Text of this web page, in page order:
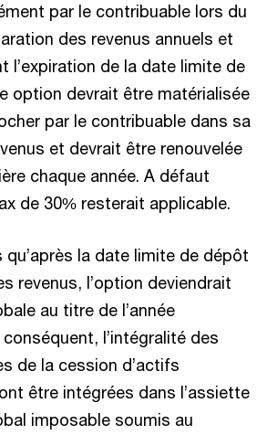
par le contribuable lors du
des revenus annuels et
l’expiration de la date limite de
option devrait être matérialisée
par le contribuable dans sa
et devrait être renouvelée
chaque année. A défaut
de 30% resterait applicable.
la date limite de dépôt
revenus, l’option deviendrait
au titre de l’année
l’intégralité des
de la cession d’actifs
être intégrées dans l’assiette
imposable soumis au